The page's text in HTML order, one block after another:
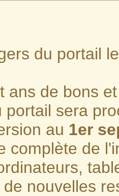
du portail
ans de bons
portail sera
au 1er
complète de
nouvelles